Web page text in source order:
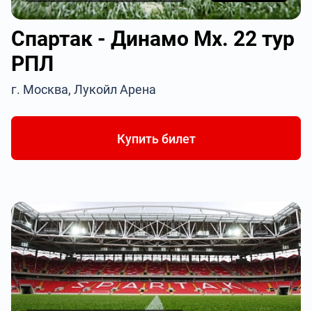
Спартак - Динамо Мх. 22 тур
РПЛ
г. Москва, Лукойл Арена
Купить билет